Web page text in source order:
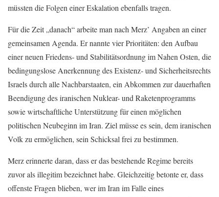
müssten die Folgen einer Eskalation ebenfalls tragen.
Für die Zeit „danach“ arbeite man nach Merz’ Angaben an einer
gemeinsamen Agenda. Er nannte vier Prioritäten: den Aufbau
einer neuen Friedens- und Stabilitätsordnung im Nahen Osten, die
bedingungslose Anerkennung des Existenz- und Sicherheitsrechts
Israels durch alle Nachbarstaaten, ein Abkommen zur dauerhaften
Beendigung des iranischen Nuklear- und Raketenprogramms
sowie wirtschaftliche Unterstützung für einen möglichen
politischen Neubeginn im Iran. Ziel müsse es sein, dem iranischen
Volk zu ermöglichen, sein Schicksal frei zu bestimmen.
Merz erinnerte daran, dass er das bestehende Regime bereits
zuvor als illegitim bezeichnet habe. Gleichzeitig betonte er, dass
offenste Fragen blieben, wer im Iran im Falle eines